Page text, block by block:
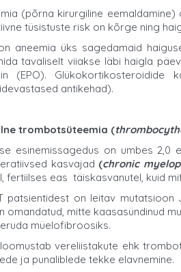
(põrna kirurgiline
tüsistuste risk on kõrge ning
aneemia üks sagedamaid
tavaliselt viiakse läbi haigla
(EPO).
antikehad).
trombotsüteemia (
esinemissagedus on umbes
kasvajad (chronic
fertiilses eas täiskasvanutel, kuid
patsientidest on leitav
omandatud, mitte kaasasündinud
müelofibroosiks.
vereliistakute ehk
ja punaliblede tekke elavnemine.